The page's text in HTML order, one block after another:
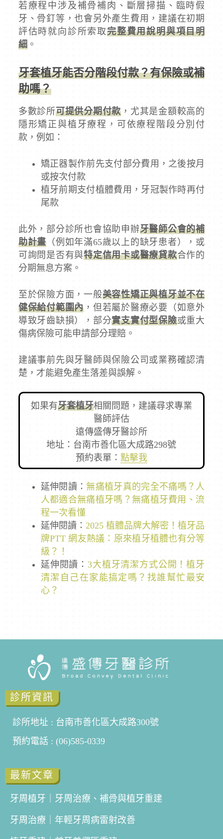
若療程中涉及補骨補肉、斷層掃描、臨時假
牙、骨釘等，也會另外產生費用，建議在初期
評估時就向診所索取完整費用說明與項目明
細。
牙套植牙能否分階段付款？有保險或補
助嗎？
多數診所可提供分期付款 ，尤其是金額較高的
隱形矯正與植牙療程，可依療程階段分別付
款，例如：
矯正器製作前先支付部分費用，之後按月
或按次付款
植牙前期支付植體費用，牙冠製作時再付
尾款
此外，部分診所也會協助申辦牙醫師公會的補
助計畫 （例如年滿65歲以上的缺牙患者），或
可詢問是否有與特定信用卡或醫療貸款合作的
分期無息方案。
至於保險方面，一般美容性矯正與植牙並不在
健保給付範圍內 ，但若屬於醫療必要（如意外
導致牙齒缺損），部分實支實付型保險或重大
傷病保險可能申請部分理賠。
建議事前先與牙醫師與保險公司或業務確認清
楚，才能避免產生落差與誤解。
如果有牙套植牙相關問題，建議尋求專業
醫師評估
遠傳盛傳牙醫診所
地址：台南市善化區大成路298號
預約表單： 點擊我
延伸閱讀： 無痛植牙真的完全不痛嗎？人
人都適合無痛植牙嗎？無痛植牙費用、流
程一次看懂
延伸閱讀： 2025 植體品牌大解密！植牙品
牌PTT 網友熱議：原來植牙植體也有分等
級？！
延伸閱讀：3大植牙清潔方式公開！植牙
清潔自己在家能搞定嗎？找誰幫忙最安
心？
診所資訊
診所地址 : 台南市善化區大成路300號
預約電話 : (06)585-0339
最新文章
牙周植牙｜牙周治療、補骨與植牙重建
牙周治療｜年輕牙周病雷射改善